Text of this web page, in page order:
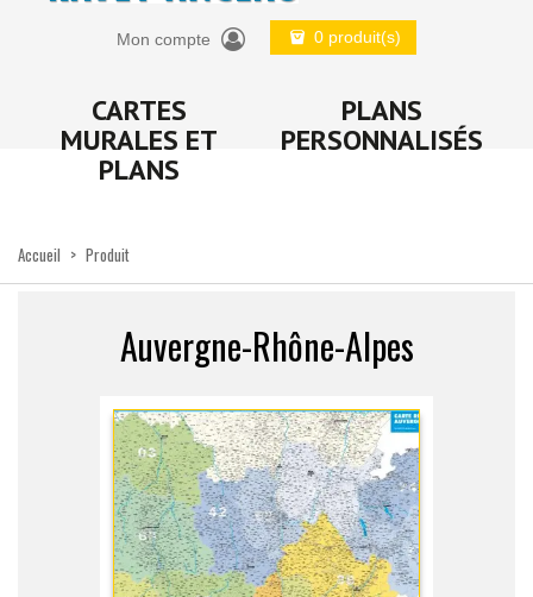
Mon compte 0 produit(s)
CARTES
MURALES ET
PLANS
PLANS
PERSONNALISÉS
Accueil > Produit
Auvergne-Rhône-Alpes